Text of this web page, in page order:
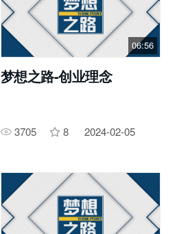
06:56
梦想之路-创业理念
3705 8 2024-02-05